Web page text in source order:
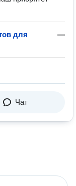
для
—
Чат